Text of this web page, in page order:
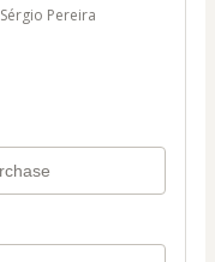
Pereira